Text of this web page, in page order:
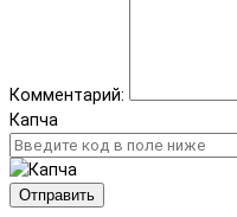
Комментарий:
Капча
Отправить